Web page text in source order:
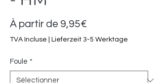
À partir de 9,95€
promotionnel
TVA Incluse Lieferzeit 3-5 Werktage
Foule *